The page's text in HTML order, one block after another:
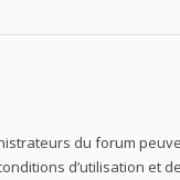
du forum
d’utilisation et